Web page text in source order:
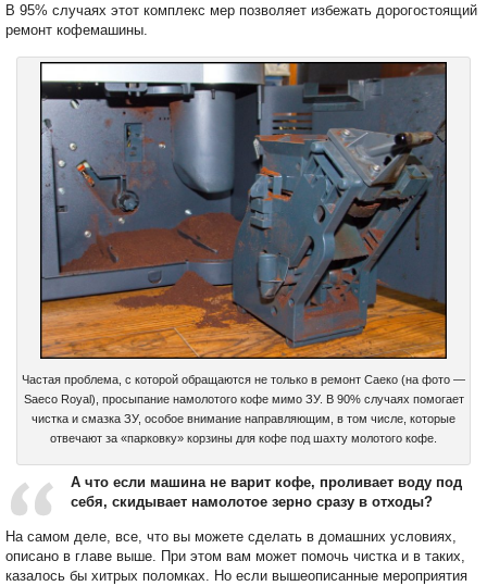
В 95% случаях этот комплекс мер позволяет избежать дорогостоящий
ремонт кофемашины.
Частая проблема, с которой обращаются не только в ремонт Саеко (на фото —
Saeco Royal), просыпание намолотого кофе мимо ЗУ. В 90% случаях помогает
чистка и смазка ЗУ, особое внимание направляющим, в том числе, которые
отвечают за «парковку» корзины для кофе под шахту молотого кофе.
А что если машина не варит кофе, проливает воду под
себя, скидывает намолотое зерно сразу в отходы?
На самом деле, все, что вы можете сделать в домашних условиях,
описано в главе выше. При этом вам может помочь чистка и в таких,
казалось бы хитрых поломках. Но если вышеописанные мероприятия